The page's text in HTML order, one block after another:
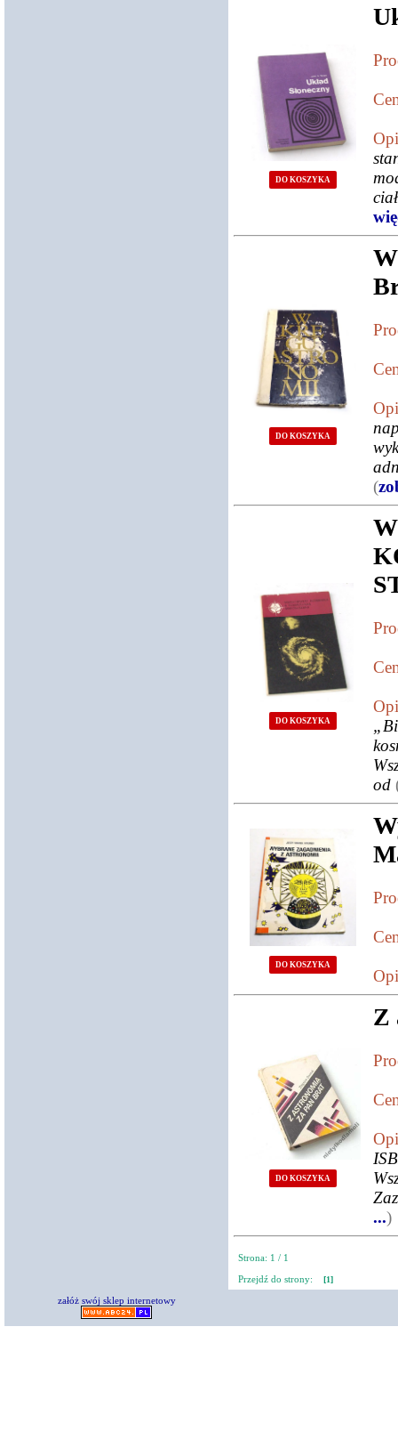
DO KOSZYKA
DO KOSZYKA
(
DO KOSZYKA
od
DO KOSZYKA
DO KOSZYKA
Z
...)
Strona: 1 / 1
Przejdź do strony:
[1]
załóż swój sklep internetowy